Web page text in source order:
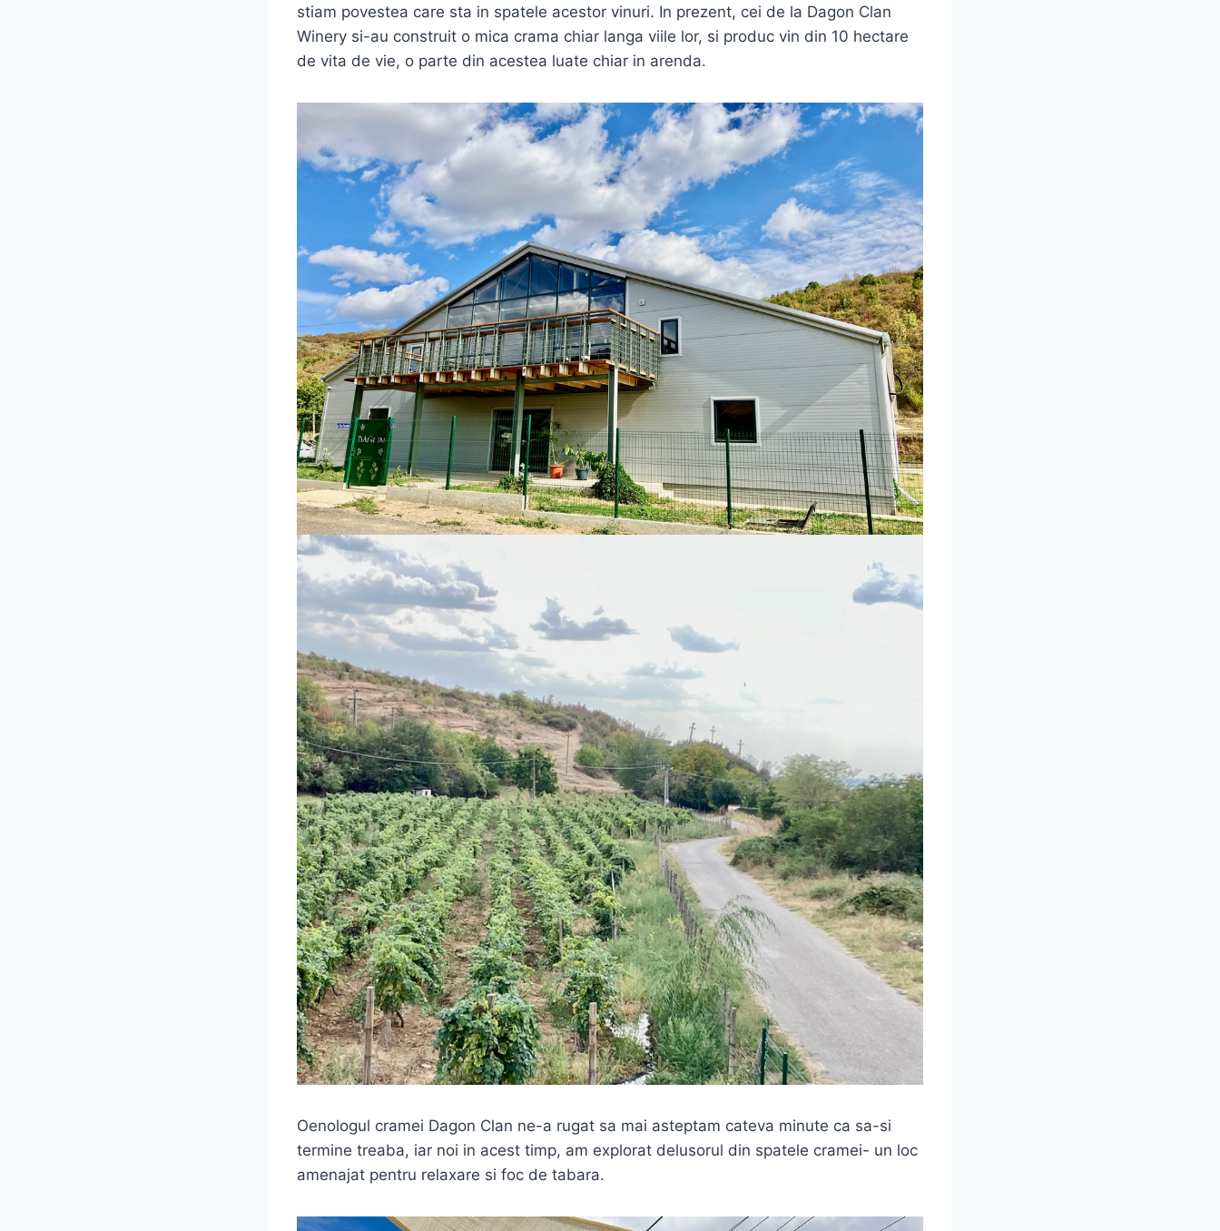
stiam povestea care sta in spatele acestor vinuri. In prezent, cei de la Dagon Clan
Winery si-au construit o mica crama chiar langa viile lor, si produc vin din 10 hectare
de vita de vie, o parte din acestea luate chiar in arenda.
Oenologul cramei Dagon Clan ne-a rugat sa mai asteptam cateva minute ca sa-si
termine treaba, iar noi in acest timp, am explorat delusorul din spatele cramei- un loc
amenajat pentru relaxare si foc de tabara.